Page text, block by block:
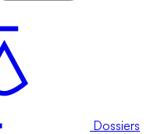
Dossiers